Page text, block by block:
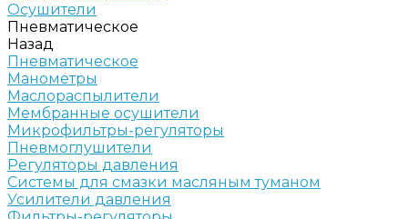
Осушители
Пневматическое
Назад
Пневматическое
Манометры
Маслораспылители
Мембранные осушители
Микрофильтры-регуляторы
Пневмоглушители
Регуляторы давления
Системы для смазки масляным туманом
Усилители давления